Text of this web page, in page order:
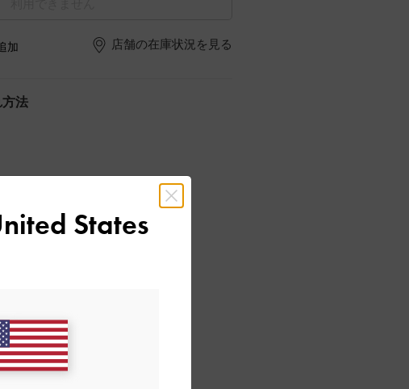
加 店舗の在庫状況を見る
法
States